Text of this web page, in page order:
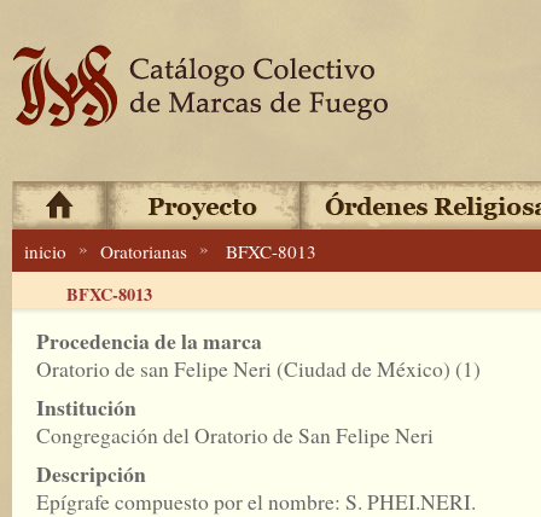
inicio » Oratorianas » BFXC-8013
BFXC-8013
Procedencia de la marca
Oratorio de san Felipe Neri (Ciudad de México) (1)
Institución
Congregación del Oratorio de San Felipe Neri
Descripción
Epígrafe compuesto por el nombre: S. PHEI.NERI.